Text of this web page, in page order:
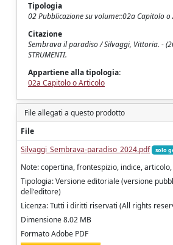
Tipologia
02 Pubblicazione su volume::02a Capitolo o
Citazione
Sembrava il paradiso / Silvaggi, Vittoria. -
STRUMENTI.
Appartiene alla tipologia:
02a Capitolo o Articolo
File allegati a questo prodotto
File
Silvaggi_Sembrava-paradiso_2024.pdf
solo
Note: copertina, frontespizio, indice,
Tipologia: Versione editoriale (versione
dell'editore)
Licenza: Tutti i diritti riservati (All rights
Dimensione 8.02 MB
Formato Adobe PDF